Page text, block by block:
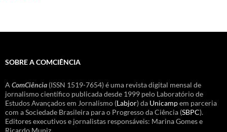
SOBRE A COMCIÊNCIA
A ComCiência (ISSN 1519-7654) é uma revista digital mensal de
jornalismo científico publicada desde 1999 pelo Laboratório de
Estudos Avançados em Jornalismo (Labjor) da Unicampem parceria
com a Sociedade Brasileira para o Progresso da Ciência (SBPC).
Editores executivos e jornalistas responsáveis: Marina Gomes e
Ricardo Muniz.